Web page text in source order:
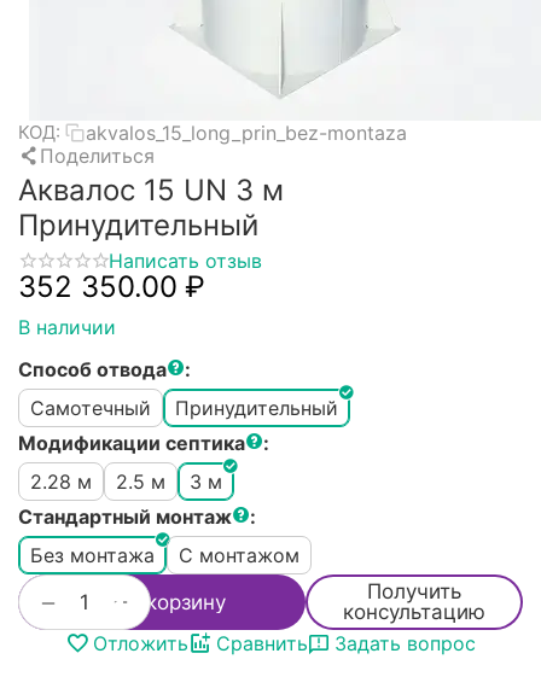
КОД:
akvalos_15_long_prin_bez-montaza
Поделиться
Аквалос 15 UN 3 м
Принудительный
Написать отзыв
352 350.00 ₽
В наличии
Способ отвода
:
Самотечный
Принудительный
Модификации септика
:
2.28 м
2.5 м
3 м
Стандартный монтаж
:
Без монтажа
С монтажом
+
− В корзину
Получить
консультацию
Отложить
Сравнить Задать вопрос